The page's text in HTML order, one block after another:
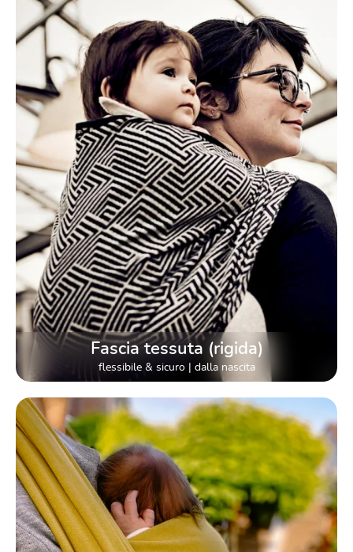
Fascia tessuta (rigida)
flessibile & sicuro | dalla nascita
Fascia elastica perfetta per neonati